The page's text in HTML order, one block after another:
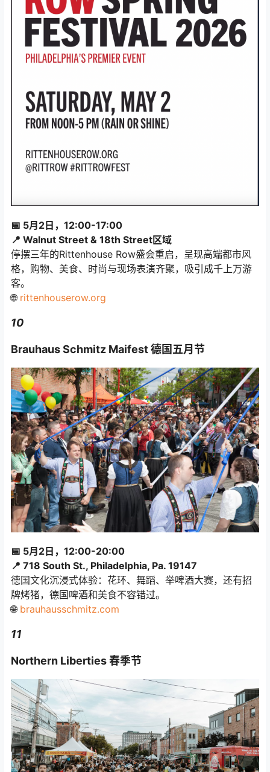
📅 5月2日，12:00-17:00
📍 Walnut Street & 18th Street区域
停摆三年的Rittenhouse Row盛会重启，呈现高端都市风
格，购物、美食、时尚与现场表演齐聚，吸引成千上万游
客。
🌐 rittenhouserow.org
10
Brauhaus Schmitz Maifest 德国五月节
📅 5月2日，12:00-20:00
📍 718 South St., Philadelphia, Pa. 19147
德国文化沉浸式体验：花环、舞蹈、举啤酒大赛，还有招
牌烤猪，德国啤酒和美食不容错过。
🌐 brauhausschmitz.com
11
Northern Liberties 春季节